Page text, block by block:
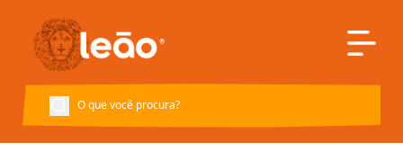
Voltar à página inicial